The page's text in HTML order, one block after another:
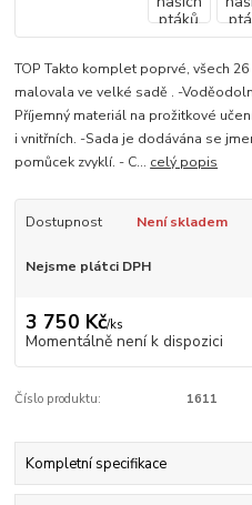
TOP Takto komplet poprvé, všech
malovala ve velké sadě . -
Příjemný materiál na prožitkové
i vnitřních. -Sada je dodávána se
pomůcek zvyklí. - C... celý popis
Dostupnost Není skladem
Nejsme plátci DPH
3 750 Kč/ks
Momentálně není k dispozici
Číslo produktu: 1611
Kompletní specifikace